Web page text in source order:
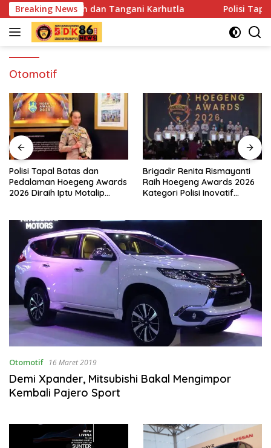
Langsung
ke
konten
Breaking News
dan Tangani Karhutla Polisi Tapal Batas dan
Otomotif
Polisi Tapal Batas dan
Pedalaman Hoegeng Awards
2026 Diraih Iptu Motalip
Brigadir Renita Rismayanti
Raih Hoegeng Awards 2026
Kategori Polisi Inovatif
Otomotif 16 Maret 2019
Demi Xpander, Mitsubishi Bakal Mengimpor
Kembali Pajero Sport